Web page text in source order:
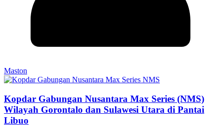
Maston
Kopdar Gabungan Nusantara Max Series (NMS)
Wilayah Gorontalo dan Sulawesi Utara di Pantai
Libuo